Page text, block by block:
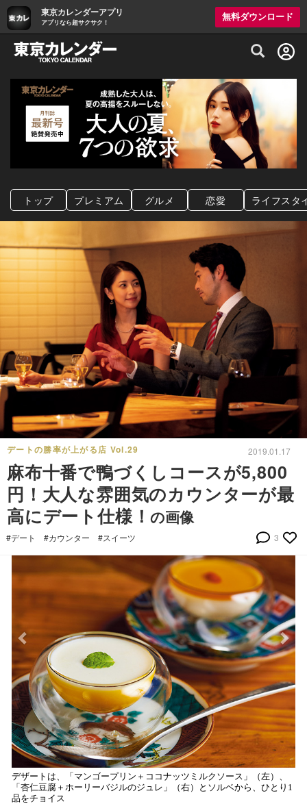
東京カレンダーアプリ
アプリなら超サクサク！
無料ダウンロード
グルメ情報・プレミアムレストラン予約
トップ プレミアム グルメ 恋愛 ライフスタ
デートの勝率が上がる店 Vol.29 2019.01.17
麻布十番で鴨づくしコースが5,800
円！大人な雰囲気のカウンターが最
高にデート仕様！の画像
#デート #カウンター #スイーツ 3
デザートは、「マンゴープリン＋ココナッツミルクソース」（左）、
「杏仁豆腐＋ホーリーバジルのジュレ」（右）とソルベから、ひとり1
品をチョイス